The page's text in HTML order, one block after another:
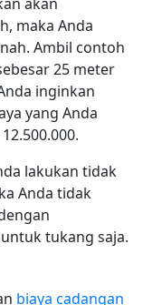
maka Anda
Ambil contoh
25 meter
inginkan
yang Anda
lakukan tidak
Anda tidak
tukang saja.
biaya cadangan